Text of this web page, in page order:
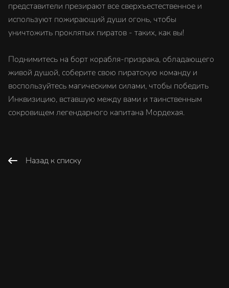
представители презирают все сверхъестественное и
используют пожирающий души огонь, чтобы
уничтожить проклятых пиратов - таких, как вы!
Поднимитесь на борт корабля-призрака, обладающего
живой душой, соберите свою пиратскую команду и
воспользуйтесь магическими силами, чтобы победить
Инквизицию, вставшую между вами и таинственным
сокровищем легендарного капитана Мордехая.
Назад к списку